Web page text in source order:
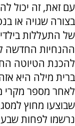
עם זאת, זה יכול
בצורה שגויה או
של התעללות
ההנחיות החדשה
להכנת הטיוטה
ברית מילה היא
לאחר מספר מקרי